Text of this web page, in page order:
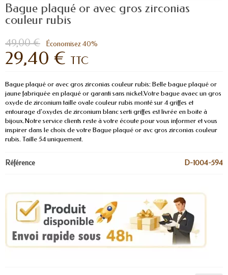
Bague plaqué or avec gros zirconias
couleur rubis
49,00 € Économisez 40%
29,40 € TTC
Bague plaqué or avec gros zirconias couleur rubis: Belle bague plaqué or
jaune fabriquée en plaqué or garanti sans nickel.Votre bague avaec un gros
oxyde de zirconium taille ovale couleur rubis monté sur 4 griffes et
entourage d'oxydes de zirconium blanc serti griffes est livrée en boite à
bijoux.Notre service clients reste à votre écoute pour vous informer et vous
inspirer dans le choix de votre Bague plaqué or avc gros zirconias couleur
rubis. Taille 54 uniquement.
Référence D-1004-594